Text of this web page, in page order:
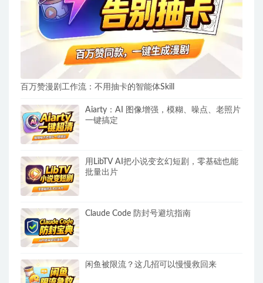
百万赞漫剧工作流：不用抽卡的智能体Skill
Aiarty：AI 图像增强，模糊、噪点、老照片
一键搞定
用LibTV AI把小说变玄幻短剧，零基础也能
批量出片
Claude Code 防封号避坑指南
闲鱼被限流？这几招可以慢慢救回来